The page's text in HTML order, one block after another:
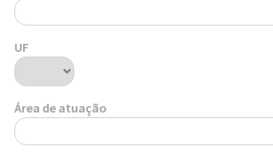
UF
Área de atuação